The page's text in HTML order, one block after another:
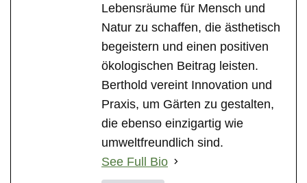
Lebensräume für Mensch und
Natur zu schaffen, die ästhetisch
begeistern und einen positiven
ökologischen Beitrag leisten.
Berthold vereint Innovation und
Praxis, um Gärten zu gestalten,
die ebenso einzigartig wie
umweltfreundlich sind.
See Full Bio